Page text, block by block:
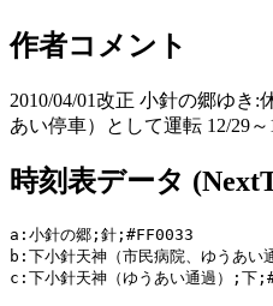
作者コメント
2010/04/01改正 小針の郷ゆき:
あい停車）として運転 12/29
時刻表データ
a:小針の郷;針;#FF0033
b:下小針天神（市民病院、ゆうあ
c:下小針天神（ゆうあい通過）;下